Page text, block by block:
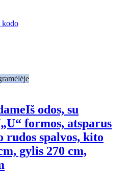
kodo
Iš odos, su
formos, atsparus
rudos spalvos, kito
gylis 270 cm,